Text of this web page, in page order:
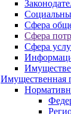
Сфера
Сфера
Сфера
Имущественная